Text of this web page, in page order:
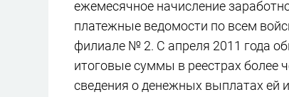
ежемесячное начисление
платежные ведомости по всем
филиале № 2. С апреля 2011 года
итоговые суммы в реестрах более
сведения о денежных выплатах ей